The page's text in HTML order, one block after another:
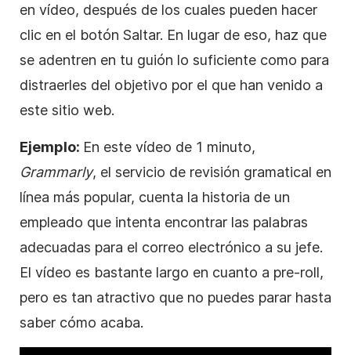
en vídeo, después de los cuales pueden hacer
clic en el botón Saltar. En lugar de eso, haz que
se adentren en tu guión lo suficiente como para
distraerles del objetivo por el que han venido a
este sitio web.
Ejemplo: En este vídeo de 1 minuto,
Grammarly, el servicio de revisión gramatical en
línea más popular, cuenta la historia de un
empleado que intenta encontrar las palabras
adecuadas para el correo electrónico a su jefe.
El vídeo es bastante largo en cuanto a pre-roll,
pero es tan atractivo que no puedes parar hasta
saber cómo acaba.